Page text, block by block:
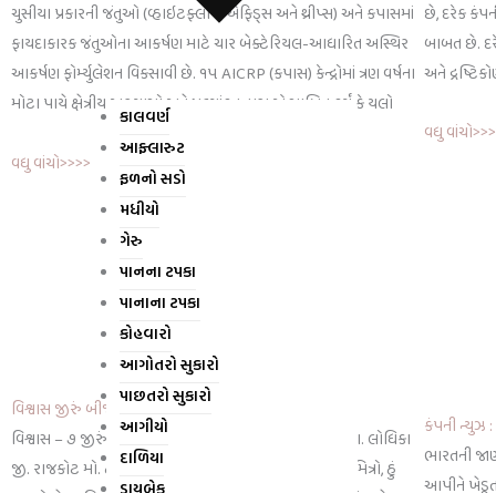
કાલવર્ણ
આફ્લારુટ
ફળનો સડો
મધીયો
ગેરુ
પાનના ટપકા
પાનાના ટપકા
કોહવારો
આગોતરો સુકારો
પાછતરો સુકારો
આગીયો
દાળિયા
ડાયબેક
ચુસીયા પ્રકારની જંતુઓ (વ્હાઇટફ્લાય, એફિડ્સ અને થ્રીપ્સ) અને કપાસમાં
ફાયદાકારક જંતુઓના આકર્ષણ માટે ચાર બેક્ટેરિયલ-આધારિત અસ્થિર
આકર્ષણ ફોર્મ્યુલેશન વિકસાવી છે. ૧૫ AICRP (કપાસ) કેન્દ્રોમાં ત્રણ વર્ષના
મોટા પાયે ક્ષેત્રીય અભ્યાસો અને મૂલ્યાંકન દ્વારા એ સાબિત કર્યું કે યલો
વધુ વાંચો>>>>
છે, દરેક
બાબત છે.
અને
વધુ
વિશ્વાસ જીરું બીજના સફળ અનુભવો.
વિશ્વાસ – ૭ જીરું મનસુખભાઈ ડાયાભાઇ વસોયા મુ. લોધિકા તા. લોધિકા
જી. રાજકોટ મો. ૮૭૮૦૪૧૫૦૦૪ રામ રામ મારા વ્હાલા ખેડૂત મિત્રો, હું
કંપની ન્યુઝ
ભારતની
આપીને